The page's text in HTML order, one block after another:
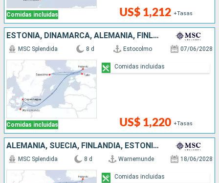
Comidas incluidas US$ 1,212 +Tasas
ESTONIA, DINAMARCA, ALEMANIA, FINLANDIA, SUECIA
Comidas incluidas
MSC Splendida 8 d Estocolmo 07/06/2028
US$ 1,220 +Tasas
Comidas incluidas
ALEMANIA, SUECIA, FINLANDIA, ESTONIA, DINAMARCA
MSC Splendida 8 d Warnemunde 18/06/2028
Comidas incluidas